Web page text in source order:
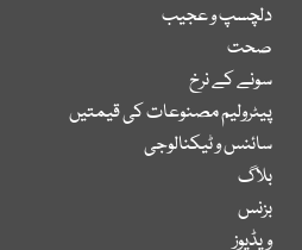
دلچسپ و عجیب
صحت
سونے کے نرخ
پیٹرولیم مصنوعات کی قیمتیں
سائنس و ٹیکنالوجی
بلاگ
بزنس
ویڈیوز